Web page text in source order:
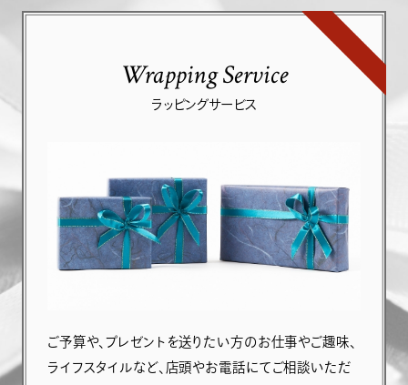
Wrapping Service
ラッピングサービス
ご予算や、プレゼントを送りたい方のお仕事やご趣味、
ライフスタイルなど、店頭やお電話にてご相談いただ